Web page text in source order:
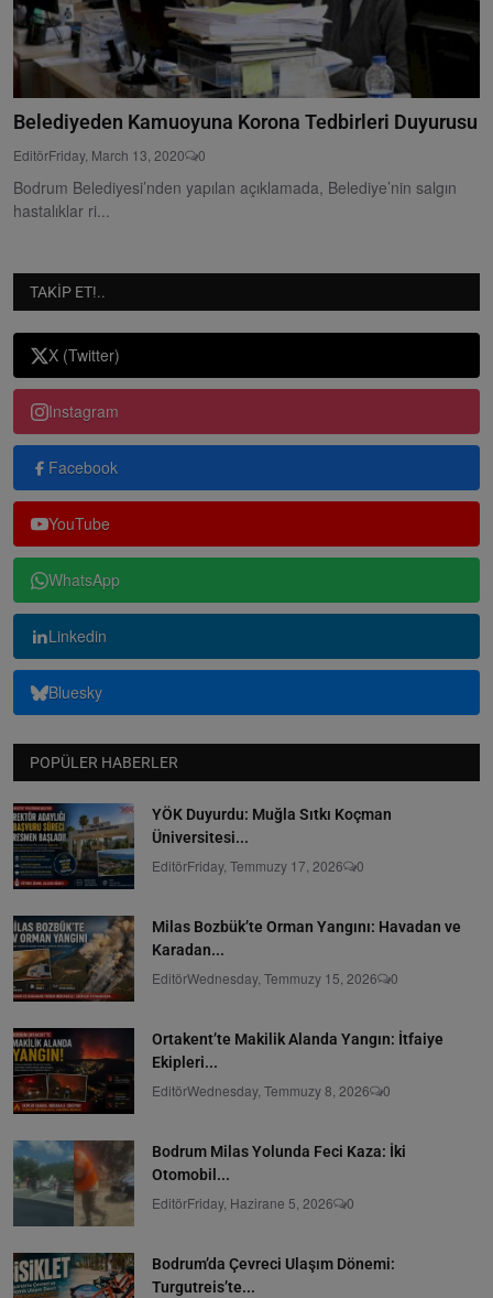
Belediyeden Kamuoyuna Korona Tedbirleri Duyurusu
EditörFriday, March 13, 2020 0
Bodrum Belediyesi’nden yapılan açıklamada, Belediye’nin salgın
hastalıklar ri...
TAKIP ET!..
X (Twitter)
Instagram
Facebook
YouTube
WhatsApp
Linkedin
Bluesky
POPÜLER HABERLER
YÖK Duyurdu: Muğla Sıtkı Koçman
Üniversitesi...
EditörFriday, Temmuzy 17, 2026 0
Milas Bozbük’te Orman Yangını: Havadan ve
Karadan...
EditörWednesday, Temmuzy 15, 2026 0
Ortakent’te Makilik Alanda Yangın: İtfaiye
Ekipleri...
EditörWednesday, Temmuzy 8, 2026 0
Bodrum Milas Yolunda Feci Kaza: İki
Otomobil...
EditörFriday, Hazirane 5, 2026 0
Bodrum’da Çevreci Ulaşım Dönemi:
Turgutreis’te...